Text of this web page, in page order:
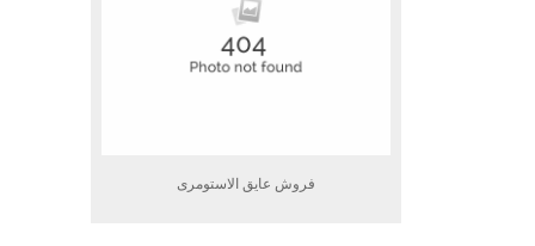
فروش عایق الاستومری